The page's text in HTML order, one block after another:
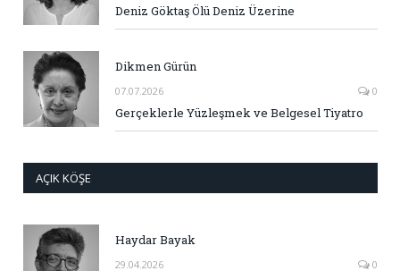
Deniz Göktaş Ölü Deniz Üzerine
Dikmen Gürün
07.07.2026 0
Gerçeklerle Yüzleşmek ve Belgesel Tiyatro
AÇIK KÖŞE
Haydar Bayak
29.04.2026 0